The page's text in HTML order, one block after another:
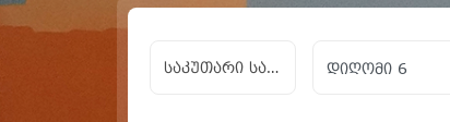
საკუთარი სახლი,